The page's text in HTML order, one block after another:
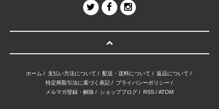
ホーム / 支払い方法について / 配送・送料について / 返品について /
特定商取引法に基づく表記/ プライバシーポリシー /
メルマガ登録・解除 / ショップブログ / RSS / ATOM